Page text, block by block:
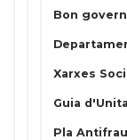
Bon govern
Xarxes
Guia
Pla Antifrau